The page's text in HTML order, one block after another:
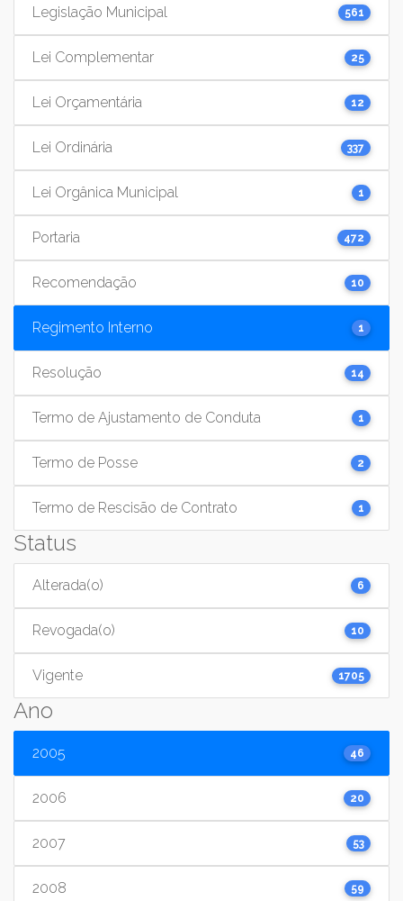
Legislação Municipal 561
Lei Complementar 25
Lei Orçamentária 12
Lei Ordinária 337
Lei Orgânica Municipal 1
Portaria 472
Recomendação 10
Regimento Interno 1
Resolução 14
Termo de Ajustamento de Conduta 1
Termo de Posse 2
Termo de Rescisão de Contrato 1
Status
Alterada(o) 6
Revogada(o) 10
Vigente 1705
Ano
2005 46
2006 20
2007 53
2008 59